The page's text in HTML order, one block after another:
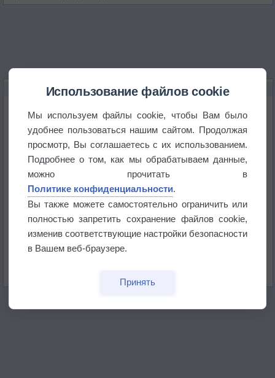
НОВОЕ О ПОГОДЕ
Погода в Краснодаре 6 августа
Погода в Санкт-Петербурге 6 августа
Погода в Москве 6 августа
Июль в России стал самым тёплым за всю
Использование файлов cookie
Мы используем файлы cookie, чтобы Вам было
удобнее пользоваться нашим сайтом. Продолжая
просмотр, Вы соглашаетесь с их использованием.
Подробнее о том, как мы обрабатываем данные,
можно прочитать в
Политике конфиденциальности.
Вы также можете самостоятельно ограничить или
полностью запретить сохранение файлов cookie,
изменив соответствующие настройки безопасности
в Вашем веб-браузере.
Принять